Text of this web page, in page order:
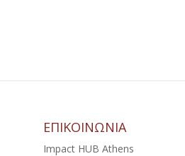
ΕΠΙΚΟΙΝΩΝΙΑ
Impact HUB Athens